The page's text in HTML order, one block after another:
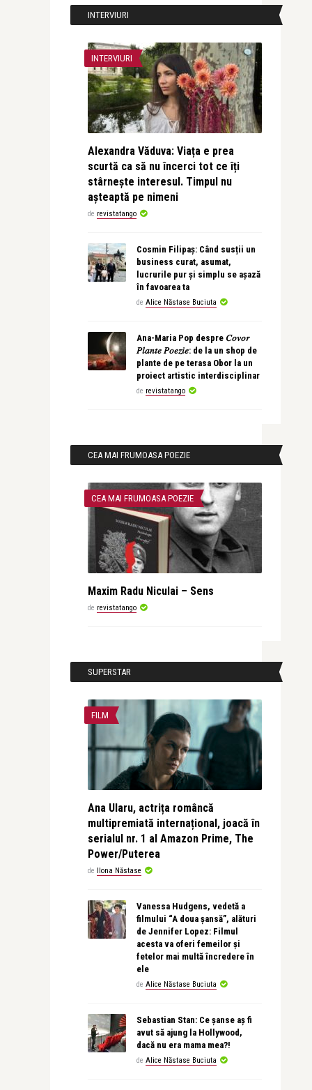
INTERVIURI
INTERVIURI
Alexandra Văduva: Viața e prea
scurtă ca să nu încerci tot ce îți
stârnește interesul. Timpul nu
așteaptă pe nimeni
de revistatango
Cosmin Filipaș: Când susții un
business curat, asumat,
lucrurile pur și simplu se așază
în favoarea ta
de Alice Năstase Buciuta
Ana-Maria Pop despre 𝐶𝑜𝑣𝑜𝑟
𝑃𝑙𝑎𝑛𝑡𝑒 𝑃𝑜𝑒𝑧𝑖𝑒: de la un shop de
plante de pe terasa Obor la un
proiect artistic interdisciplinar
de revistatango
CEA MAI FRUMOASA POEZIE
CEA MAI FRUMOASA POEZIE
Maxim Radu Niculai – Sens
de revistatango
SUPERSTAR
FILM
Ana Ularu, actrița româncă
multipremiată internațional, joacă în
serialul nr. 1 al Amazon Prime, The
Power/Puterea
de Ilona Năstase
Vanessa Hudgens, vedetă a
filmului “A doua șansă”, alături
de Jennifer Lopez: Filmul
acesta va oferi femeilor și
fetelor mai multă încredere în
ele
de Alice Năstase Buciuta
Sebastian Stan: Ce șanse aș fi
avut să ajung la Hollywood,
dacă nu era mama mea?!
de Alice Năstase Buciuta